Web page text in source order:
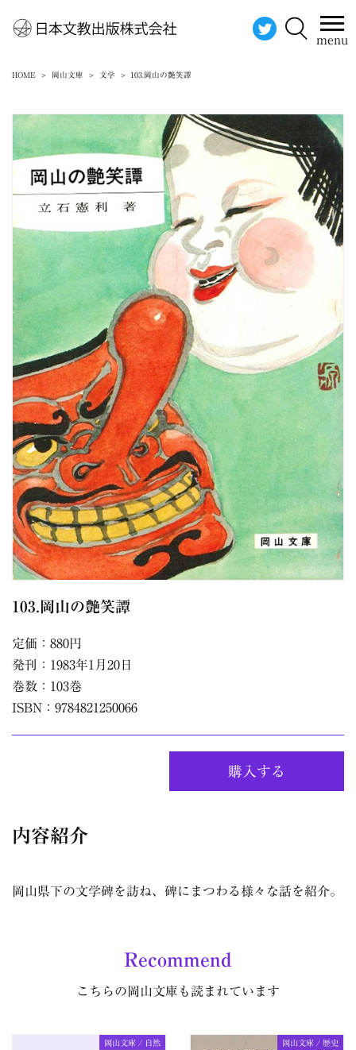
menu
HOME 岡山文庫 文学 103.岡山の艶笑譚
103.岡山の艶笑譚
定価：880円
発刊：1983年1月20日
巻数：103巻
ISBN：9784821250066
購入する
内容紹介
岡山県下の文学碑を訪ね、碑にまつわる様々な話を紹介。
Recommend
こちらの岡山文庫も読まれています
岡山文庫 / 自然 岡山文庫 / 歴史